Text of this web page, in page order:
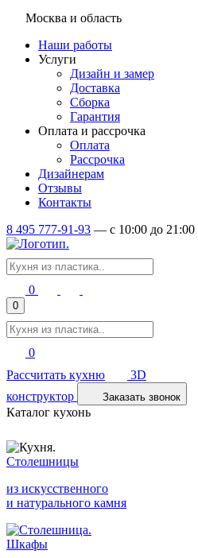
Москва и область
Наши работы
Услуги
Дизайн и замер
Доставка
Сборка
Гарантия
Оплата и рассрочка
Оплата
Рассрочка
Дизайнерам
Отзывы
Контакты
8 495 777-91-93 — c 10:00 до 21:00
0
0
0
Рассчитать кухню
3D
конструктор
Заказать звонок
Каталог кухонь
Столешницы
из искусственного
и натурального камня
Шкафы